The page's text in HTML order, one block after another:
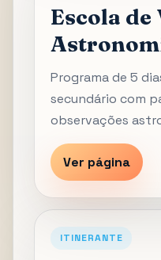
Escola de
Programa de 5
secundário com
observações
Ver página
ITINERANTE